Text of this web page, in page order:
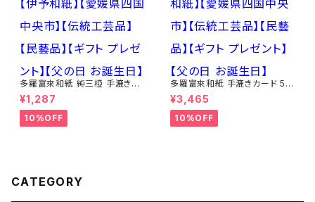
多羅富來和紙 純三椏 手漉き便
箋 10枚入り【伊予和紙】【愛媛県
四国中央市】【伝統工芸品】【民
藝品】【ギフト プレゼント】【父の
日 お誕生日】
¥1,287
10%OFF
多羅富來和紙 手漉きカード 50
枚入り【伊予和紙】【愛媛県四国
中央市】【伝統工芸品】【民藝品】
【ギフト プレゼント】【父の日 お
誕生日】
¥3,465
10%OFF
CATEGORY